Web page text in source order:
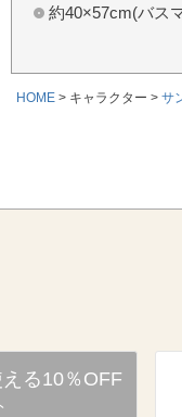
約40×57cm(バス
HOME キャラクター サ
る10％OFF